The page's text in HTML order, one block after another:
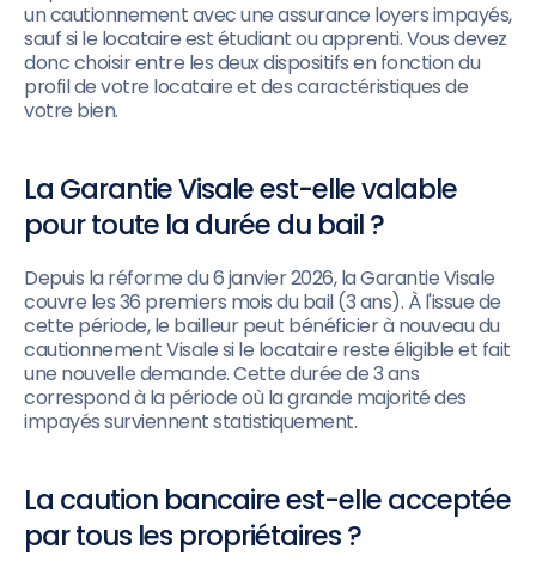
un cautionnement avec une assurance loyers impayés,
sauf si le locataire est étudiant ou apprenti. Vous devez
donc choisir entre les deux dispositifs en fonction du
profil de votre locataire et des caractéristiques de
votre bien.
La Garantie Visale est-elle valable
pour toute la durée du bail ?
Depuis la réforme du 6 janvier 2026, la Garantie Visale
couvre les 36 premiers mois du bail (3 ans). À l'issue de
cette période, le bailleur peut bénéficier à nouveau du
cautionnement Visale si le locataire reste éligible et fait
une nouvelle demande. Cette durée de 3 ans
correspond à la période où la grande majorité des
impayés surviennent statistiquement.
La caution bancaire est-elle acceptée
par tous les propriétaires ?